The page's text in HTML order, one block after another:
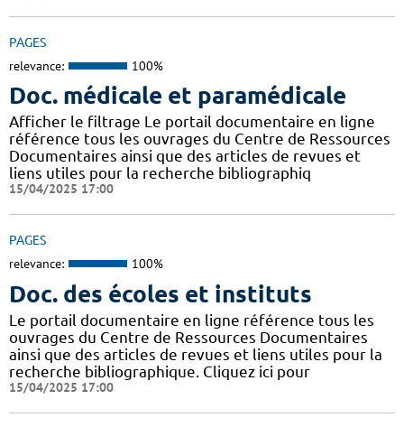
PAGES
relevance: 100%
Doc. médicale et paramédicale
Afficher le filtrage Le portail documentaire en ligne
référence tous les ouvrages du Centre de Ressources
Documentaires ainsi que des articles de revues et
liens utiles pour la recherche bibliographiq
15/04/2025 17:00
PAGES
relevance: 100%
Doc. des écoles et instituts
Le portail documentaire en ligne référence tous les
ouvrages du Centre de Ressources Documentaires
ainsi que des articles de revues et liens utiles pour la
recherche bibliographique. Cliquez ici pour
15/04/2025 17:00